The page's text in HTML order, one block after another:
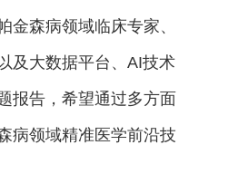
金森病领域临床专家、
及大数据平台、AI技术
报告，希望通过多方面
病领域精准医学前沿技